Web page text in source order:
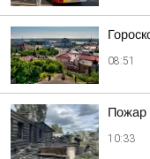
08:51
Пожар
10:33